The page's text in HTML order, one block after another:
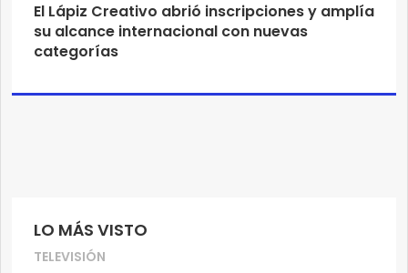
LO MÁS VISTO
TELEVISIÓN
El Lápiz Creativo abrió inscripciones y amplía
su alcance internacional con nuevas
categorías